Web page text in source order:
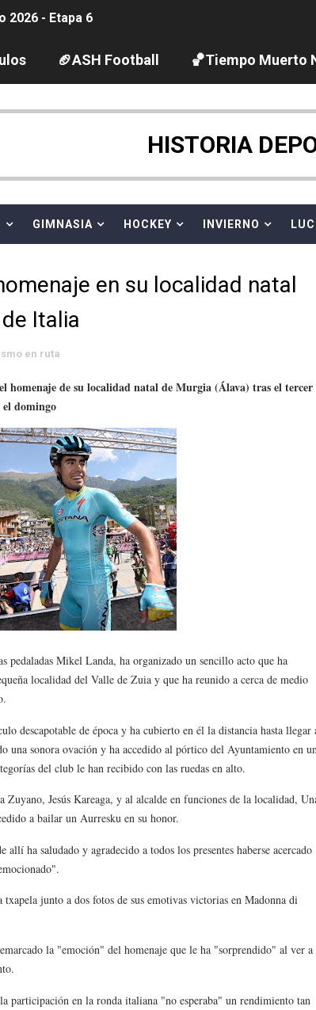
2026 - Etapa 6
2026
aguas abiertas 2026 (París, Francia) - Dobletes
pentatlón moderno 2026 (Estambul, Turquía)
natación artística 2026 (París, Francia) - España
y Tavion Heights ponen fin al reinado por parejas
- Week 10
season
Chelsea Green, Chad Gable y Baron Corbin en
MTB 2026 (Monteceneri, Suiza) - Charlie Aldridge
remo 2026 (Varese, Italia) - Rumanía, Alemania
2026 (Tokio, Japón) - Estados Unidos
último Impact! con Jason Hotch como nuevo TNA
Kong) - La delegación italiana arrasa con 4
monarca Intercontinental, su primer título
League 2026 - Las Utah Talons son bicampeonas
2026 (Oklahoma City, Estados Unidos) -
2026 - Tadej Pogacar entra en el selecto grupo
- Lando Norris consigue en Hungría su primera
saltos 2026 (París, Francia) - Bronce para Jorge
🏈ASH Football 🏀Tiempo Muerto
HISTORIA
GIMNASIA HOCKEY INVIERNO
en su localidad natal
Italia
en ruta
de su localidad natal de Murgia (Álava) tras el tercer
domingo
Mikel Landa, ha organizado un sencillo acto que ha
localidad del Valle de Zuia y que ha reunido a cerca de medio
descapotable de época y ha cubierto en él la distancia hasta llegar
una sonora ovación y ha accedido al pórtico del Ayuntamiento en un
del club le han recibido con las ruedas en alto.
Zuyano, Jesús Kareaga, y al alcalde en funciones de la localidad,
a bailar un Aurresku en su honor.
ha saludado y agradecido a todos los presentes haberse acercado
junto a dos fotos de sus emotivas victorias en Madonna di
la "emoción" del homenaje que le ha "sorprendido" al ver a
participación en la ronda italiana "no esperaba" un rendimiento tan